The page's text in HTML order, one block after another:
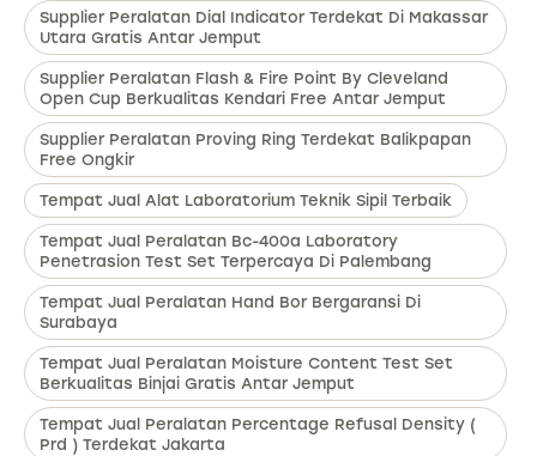
Supplier Peralatan Dial Indicator Terdekat Di Makassar
Utara Gratis Antar Jemput
Supplier Peralatan Flash & Fire Point By Cleveland
Open Cup Berkualitas Kendari Free Antar Jemput
Supplier Peralatan Proving Ring Terdekat Balikpapan
Free Ongkir
Tempat Jual Alat Laboratorium Teknik Sipil Terbaik
Tempat Jual Peralatan Bc-400a Laboratory
Penetrasion Test Set Terpercaya Di Palembang
Tempat Jual Peralatan Hand Bor Bergaransi Di
Surabaya
Tempat Jual Peralatan Moisture Content Test Set
Berkualitas Binjai Gratis Antar Jemput
Tempat Jual Peralatan Percentage Refusal Density (
Prd ) Terdekat Jakarta